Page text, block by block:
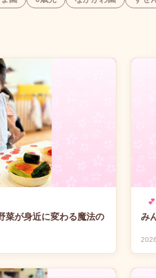
菜が身近に変わる魔法の
み